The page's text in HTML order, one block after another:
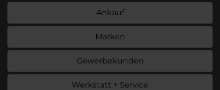
Ankauf
Marken
Gewerbekunden
Werkstatt + Service